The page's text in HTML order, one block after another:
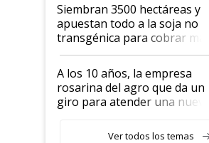
Siembran 3500 hectáreas y
apuestan todo a la soja no
transgénica para cobrar más
por tonelada: compraron un
semillero
A los 10 años, la empresa
rosarina del agro que da un
giro para atender una nueva
Ver todos los temas